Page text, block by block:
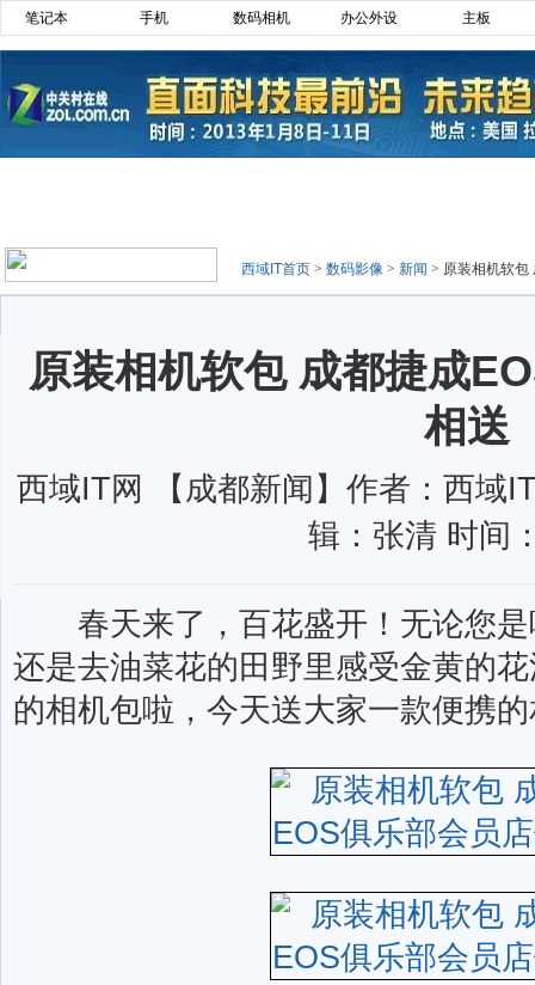
笔记本 手机 数码相机 办公外设 主板
西域IT首页 > 数码影像 > 新闻 > 原装相机软包
原装相机软包 成都捷成
相送
西域IT网 【成都新闻】作者：西域
辑：张清 时间
春天来了，百花盛开！无论您是
还是去油菜花的田野里感受金黄的
的相机包啦，今天送大家一款便携